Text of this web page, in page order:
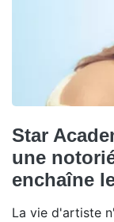
Star
une
enchaîne
La vie d'artiste